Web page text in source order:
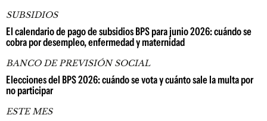
SUBSIDIOS
El calendario de pago de subsidios BPS para junio 2026: cuándo se
cobra por desempleo, enfermedad y maternidad
BANCO DE PREVISIÓN SOCIAL
Elecciones del BPS 2026: cuándo se vota y cuánto sale la multa por
no participar
ESTE MES